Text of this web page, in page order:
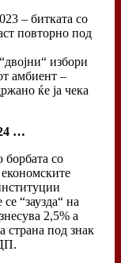
– битката со
повторно под
избори
амбиент –
ќе ја чека
…
со
“заузда“ на
2,5% а
под знак